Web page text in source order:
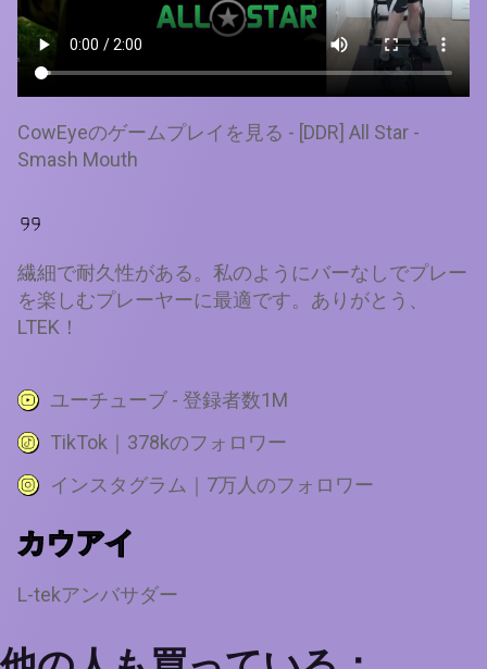
CowEyeのゲームプレイを見る - [DDR] All Star -
Smash Mouth
繊細で耐久性がある。私のようにバーなしでプレー
を楽しむプレーヤーに最適です。ありがとう、
LTEK！
ユーチューブ - 登録者数1M
TikTok｜378kのフォロワー
インスタグラム｜7万人のフォロワー
カウアイ
L-tekアンバサダー